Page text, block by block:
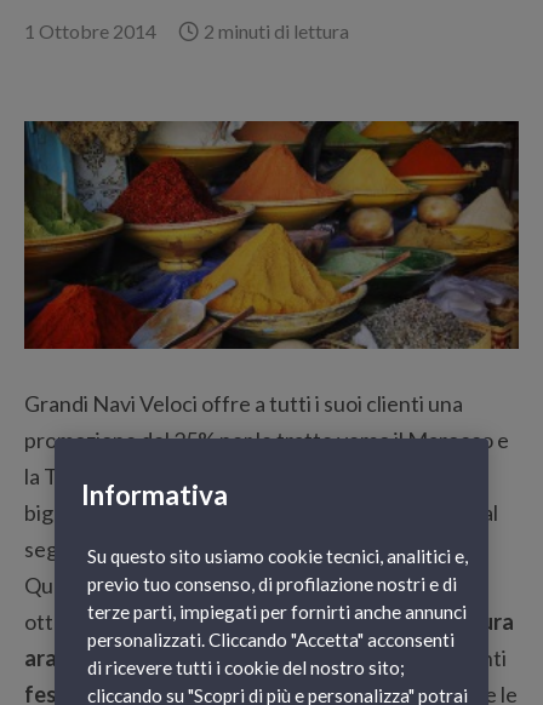
1 Ottobre 2014 2 minuti di lettura
Grandi Navi Veloci offre a tutti i suoi clienti una
promozione del 25% per le tratte verso il Marocco e
la Tunisia, valida fino al 2 novembre 2014 con
biglietto di almeno 3 persone e al massimo 1 auto al
seguito.
Quest’anno – secondo il calendario islamico –
ottobre è un mese di grande fermento per lacultura
araba
che festeggia alcune tra le sue più importanti
feste tradizionali. Un’ottima opportunità di vivere le
Informativa
Su questo sito usiamo cookie tecnici, analitici e,
previo tuo consenso, di profilazione nostri e di
terze parti, impiegati per fornirti anche annunci
personalizzati. Cliccando "Accetta" acconsenti
di ricevere tutti i cookie del nostro sito;
cliccando su "Scopri di più e personalizza" potrai